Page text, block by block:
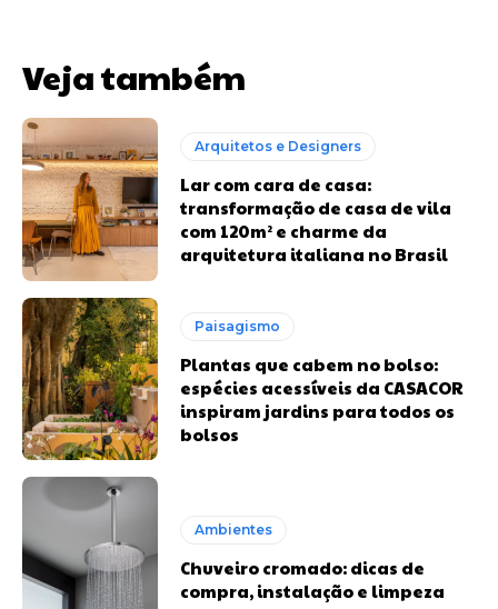
Veja também
Arquitetos e Designers
Lar com cara de casa:
transformação de casa de vila
com 120m² e charme da
arquitetura italiana no Brasil
Paisagismo
Plantas que cabem no bolso:
espécies acessíveis da CASACOR
inspiram jardins para todos os
bolsos
Ambientes
Chuveiro cromado: dicas de
compra, instalação e limpeza